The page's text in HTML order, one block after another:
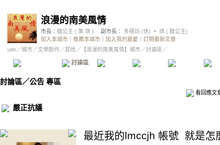
浪漫的南美風情
市長： 龍公主 ( 美 琪 ) 副市長： 多硯坊 (休) 、 琪 ( 龍公主)
加入本城市
推薦本城市 加入我的最愛
訂閱最新文章
udn／城市／文學創作／其他 ／ 【浪漫的南美風情】城市／討論區／
討論區 精華區 投票區 影像館
討論區／公告 專區
看回應文
嚴正抗議
最近我的lmccjh 帳號 就是怎